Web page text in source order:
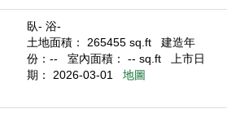
臥- 浴-
土地面積： 265455 sq.ft
建造年
份：--
室內面積： -- sq.ft
上市日
期： 2026-03-01
地圖